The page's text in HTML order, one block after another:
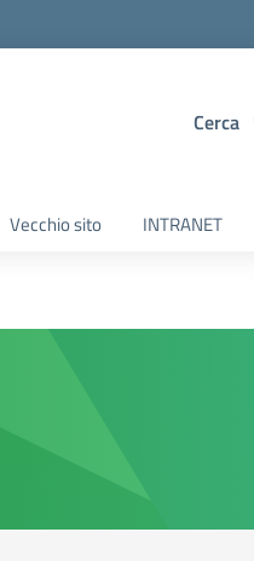
Cerca
Vecchio sito INTRANET